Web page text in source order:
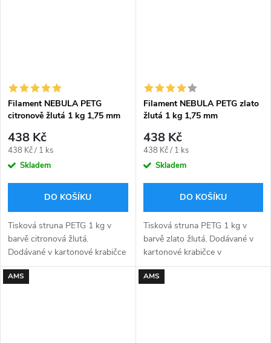
Filament NEBULA PETG
citronově žlutá 1 kg 1,75 mm
438 Kč
Měrná
cena:
438 Kč / 1 ks
Skladem
DO KOŠÍKU
Tisková struna PETG 1 kg v
barvě citronová žlutá.
Dodávané v kartonové krabičce
v zavakuovaném obalu včetně
silikagelu uvnitř sáčku pro
Filament NEBULA PETG zlato
žlutá 1 kg 1,75 mm
438 Kč
Měrná
cena:
438 Kč / 1 ks
Skladem
DO KOŠÍKU
Tisková struna PETG 1 kg v
barvě zlato žlutá. Dodávané v
kartonové krabičce v
zavakuovaném obalu včetně
silikagelu uvnitř sáčku pro
AMS AMS